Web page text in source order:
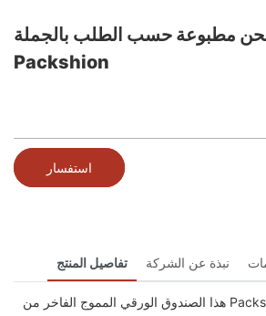
مطبوعة حسب الطلب بالجملة -
Packshion
استفسار
تفاصيل المنتج نبذة عن الشركة
هذا الصندوق الورقي المموج الفاخر من Packshion Packaging،